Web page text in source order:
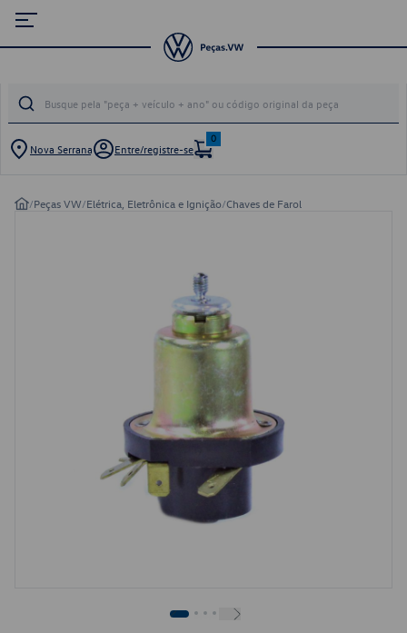
Nova Serrana Entre/registre-se
0
/Peças VW/Elétrica, Eletrônica e Ignição/Chaves de Farol